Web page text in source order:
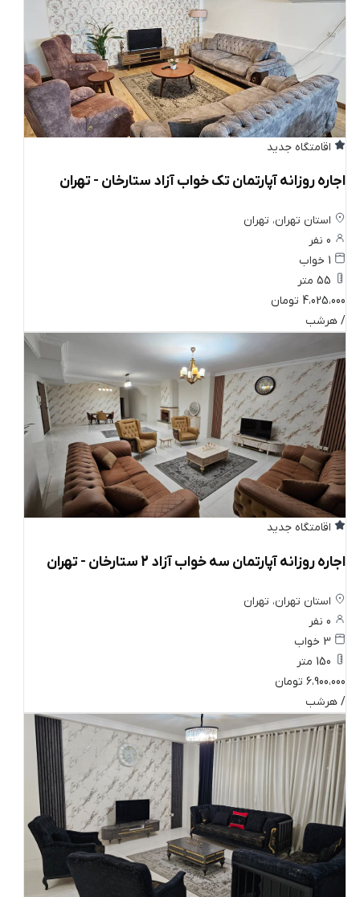
اقامتگاه جدید
اجاره روزانه آپارتمان تک خواب آزاد ستارخان - تهران
استان تهران، تهران
4،025،000 تومان
/ هرشب
اقامتگاه جدید
اجاره روزانه آپارتمان سه خواب آزاد 2 ستارخان - تهران
استان تهران، تهران
6،900،000 تومان
/ هرشب